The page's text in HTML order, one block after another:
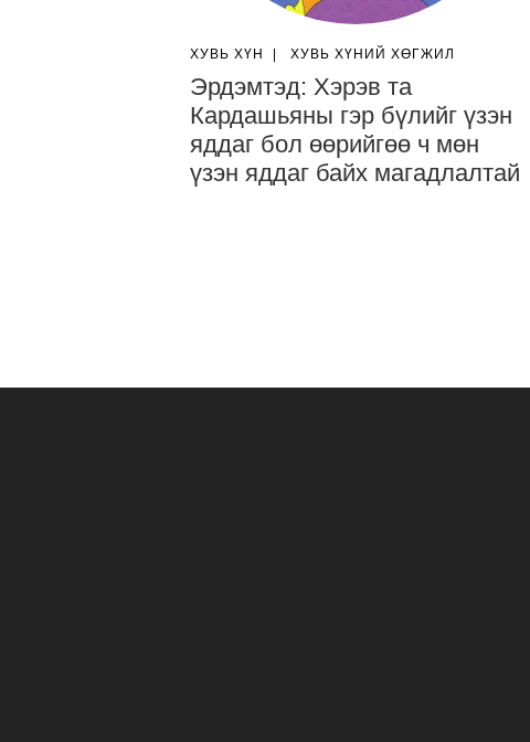
ХУВЬ ХҮН ХУВЬ ХҮНИЙ ХӨГЖИЛ
Эрдэмтэд: Хэрэв та
Кардашьяны гэр бүлийг үзэн
яддаг бол өөрийгөө ч мөн
үзэн яддаг байх магадлалтай